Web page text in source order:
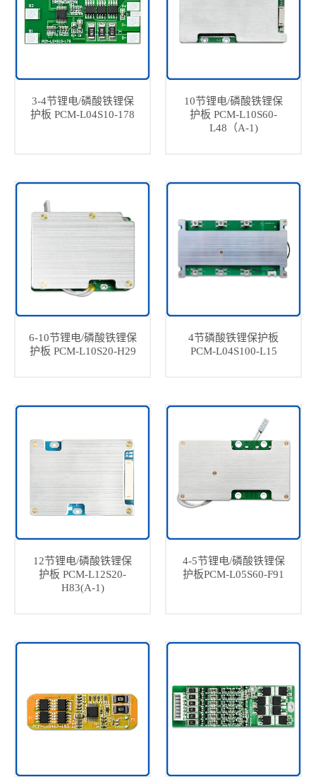
3-4节锂电/磷酸铁锂保
护板 PCM-L04S10-178
10节锂电/磷酸铁锂保
护板 PCM-L10S60-
L48（A-1)
6-10节锂电/磷酸铁锂保
护板 PCM-L10S20-H29
4节磷酸铁锂保护板
PCM-L04S100-L15
12节锂电/磷酸铁锂保
护板 PCM-L12S20-
H83(A-1)
4-5节锂电/磷酸铁锂保
护板PCM-L05S60-F91